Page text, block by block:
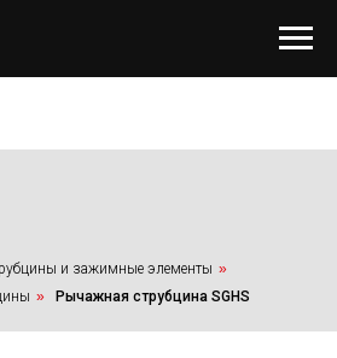
и зажимные элементы »
» Рычажная струбцина SGHS